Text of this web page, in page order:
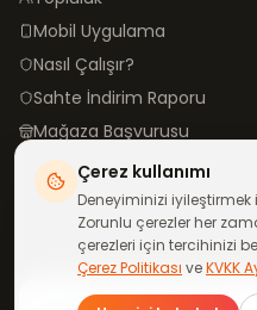
Mobil Uygulama
Nasıl Çalışır?
Sahte İndirim Raporu
Mağaza Başvurusu
©2026
Çerez kullanımı
Deneyiminizi iyileştirmek
Zorunlu çerezler her
çerezleri için tercihinizi
Çerez Politikası veKVKK
Günün fırsatları